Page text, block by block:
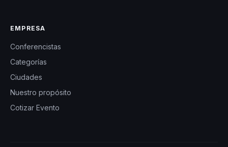
EMPRESA
Conferencistas
Categorías
Ciudades
Nuestro propósito
Cotizar Evento